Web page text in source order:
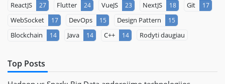
ReactJS 27 Flutter 24 VueJS 23 NextJS 18 Git 17
WebSocket 17 DevOps 15 Design Pattern 15
Blockchain 14 Java 14 C++ 14 Rodyti daugiau
Top Posts